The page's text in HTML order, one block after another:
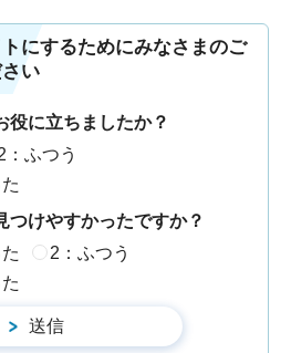
にするためにみなさまのご
い
役に立ちましたか？
：ふつう
つけやすかったですか？
2：ふつう